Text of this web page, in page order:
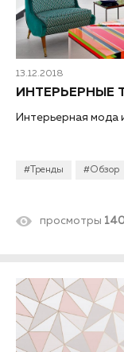
13.12.2018
#Тренды #Обзор
ИНТЕРЬЕРНЫЕ
Интерьерная мода
просмотры